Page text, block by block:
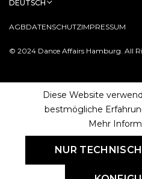
© 2024 Dance Affairs Hamburg. All
AGBDATENSCHUTZIMPRESSUM
DEUTSCH
Diese Website
bestmögliche
Mehr
NUR